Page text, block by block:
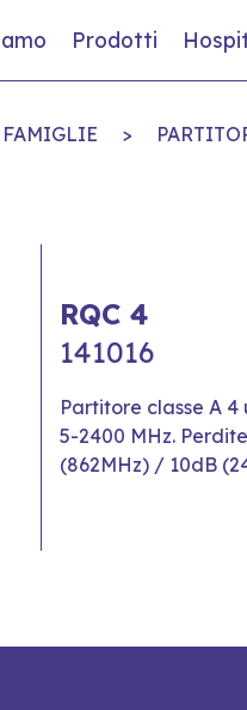
Prodotti
FAMIGLIE >
RQC 4
141016
Partitore classe A
5-2400 MHz.
(862MHz) / 10dB